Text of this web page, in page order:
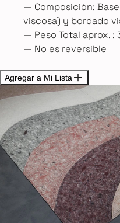
— Composición:
viscosa) y bordado
— Peso Total aprox. :
— No es reversible
Agregar a Mi Lista